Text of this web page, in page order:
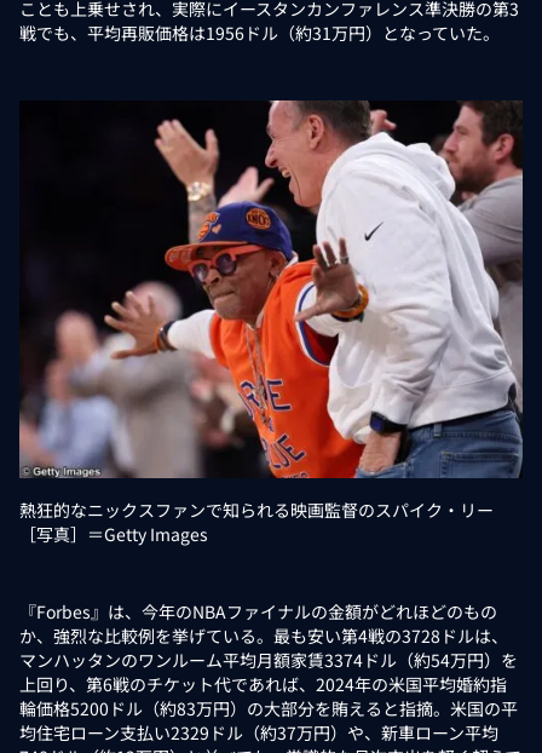
ことも上乗せされ、実際にイースタンカンファレンス準決勝の第3
戦でも、平均再販価格は1956ドル（約31万円）となっていた。
熱狂的なニックスファンで知られる映画監督のスパイク・リー
［写真］＝Getty Images
『Forbes』は、今年のNBAファイナルの金額がどれほどのもの
か、強烈な比較例を挙げている。最も安い第4戦の3728ドルは、
マンハッタンのワンルーム平均月額家賃3374ドル（約54万円）を
上回り、第6戦のチケット代であれば、2024年の米国平均婚約指
輪価格5200ドル（約83万円）の大部分を賄えると指摘。米国の平
均住宅ローン支払い2329ドル（約37万円）や、新車ローン平均